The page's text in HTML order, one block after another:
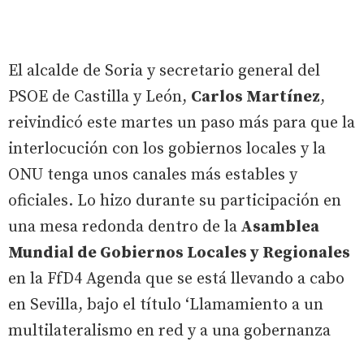
El alcalde de Soria y secretario general del
PSOE de Castilla y León, Carlos Martínez,
reivindicó este martes un paso más para que la
interlocución con los gobiernos locales y la
ONU tenga unos canales más estables y
oficiales. Lo hizo durante su participación en
una mesa redonda dentro de la Asamblea
Mundial de Gobiernos Locales y Regionales
en la FfD4 Agenda que se está llevando a cabo
en Sevilla, bajo el título ‘Llamamiento a un
multilateralismo en red y a una gobernanza